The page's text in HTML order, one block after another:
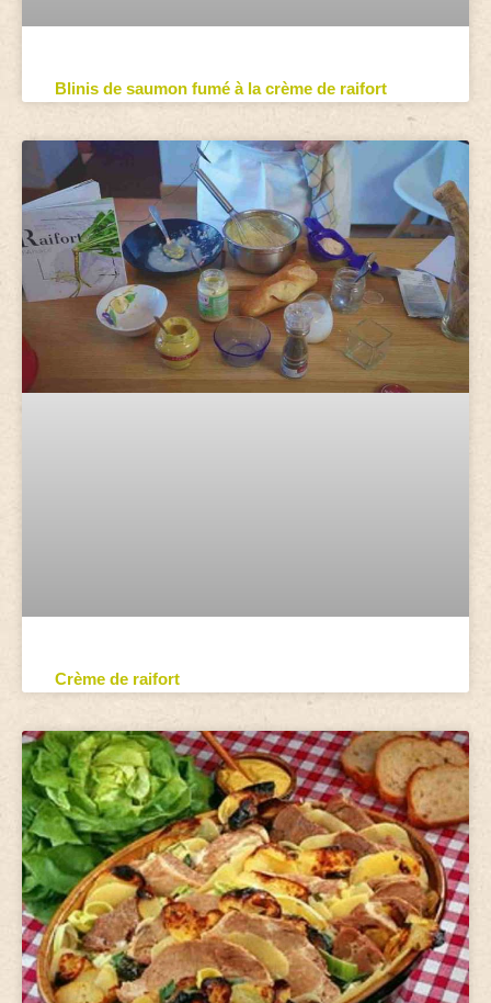
Blinis de saumon fumé à la crème de raifort
Crème de raifort